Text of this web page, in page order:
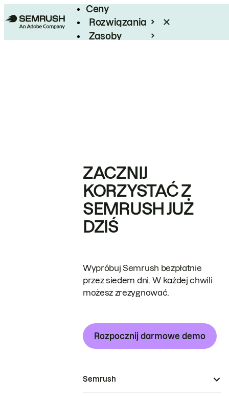
Ceny
Rozwiązania
Zasoby
ZACZNIJ
KORZYSTAĆ Z
SEMRUSH JUŻ
DZIŚ
Wypróbuj Semrush bezpłatnie
przez siedem dni. W każdej chwili
możesz zrezygnować.
Rozpocznij darmowe demo
Semrush